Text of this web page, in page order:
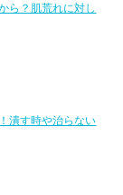
ら？肌荒れに対し
潰す時や治らない